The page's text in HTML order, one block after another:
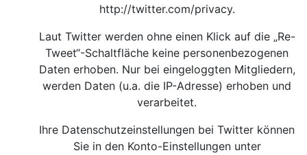
http://twitter.com/privacy.
Laut Twitter werden ohne einen Klick auf die „Re-
Tweet“-Schaltfläche keine personenbezogenen
Daten erhoben. Nur bei eingeloggten Mitgliedern,
werden Daten (u.a. die IP-Adresse) erhoben und
verarbeitet.
Ihre Datenschutzeinstellungen bei Twitter können
Sie in den Konto-Einstellungen unter